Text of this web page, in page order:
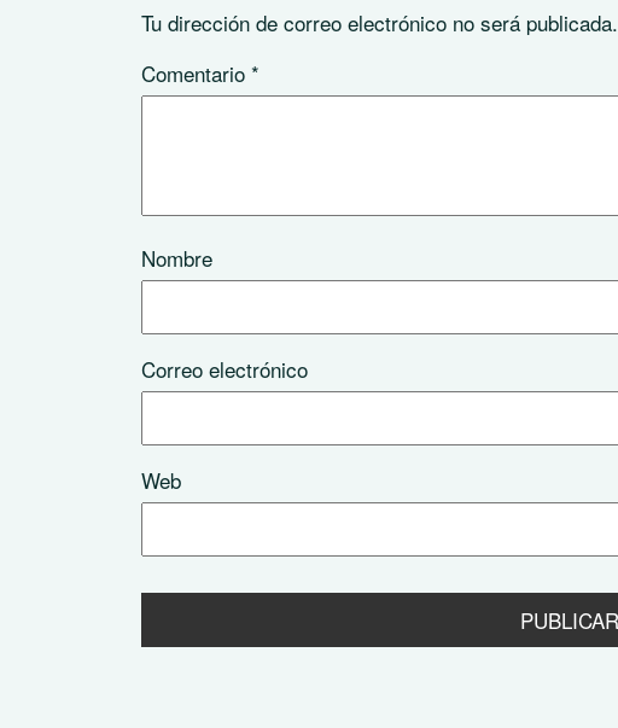
Tu dirección de correo electrónico no será publicada.
Comentario *
Nombre
Correo electrónico
Web